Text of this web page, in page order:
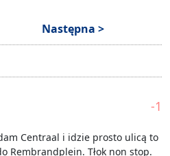
Następna >
-1
Centraal i idzie prosto ulicą to
Rembrandplein. Tłok non stop.